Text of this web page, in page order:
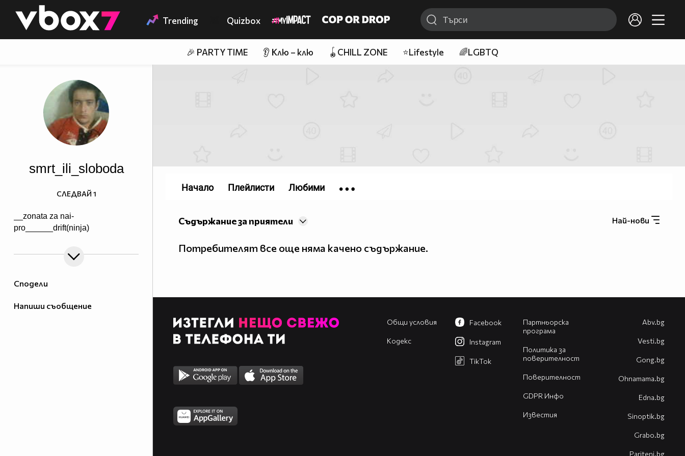
👾 Trending Quizbox
🎉 PARTY TIME 👂 Клю – клю 🪀CHILL ZONE ⭐Lifestyle 🌈LGBTQ
Сподели
Напиши съобщение
smrt_ili_sloboda
__zonata za nai-
pro______drift(ninja)
СЛЕДВАЙ 1
Най-нови
Съдържание за приятели
Потребителят все още няма качено съдържание.
Начало Плейлисти Любими
Общи условия
Кодекс
Партньорска
програма
Политика за
поверителност
Поверителност
GDPR Инфо
Известия
Facebook
Instagram
TikTok
Abv.bg
Vesti.bg
Gong.bg
Оhnamama.bg
Edna.bg
Sinoptik.bg
Grabo.bg
Pariteni.bg